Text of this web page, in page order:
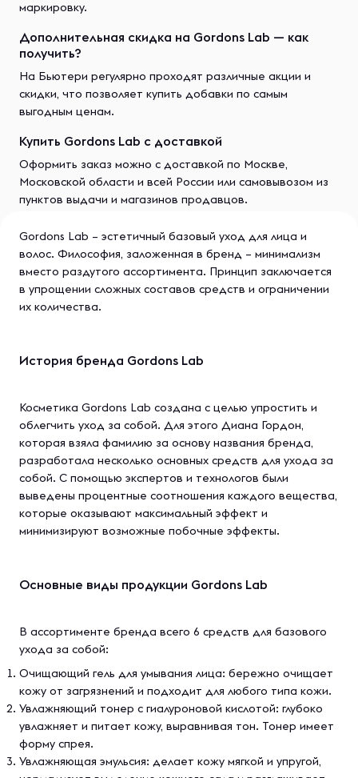
маркировку.
Дополнительная скидка на Gordons Lab — как
получить?
На Бьютери регулярно проходят различные акции и
скидки, что позволяет купить добавки по самым
выгодным ценам.
Купить Gordons Lab с доставкой
Оформить заказ можно с доставкой по Москве,
Московской области и всей России или самовывозом из
пунктов выдачи и магазинов продавцов.
Gordons Lab – эстетичный базовый уход для лица и
волос. Философия, заложенная в бренд – минимализм
вместо раздутого ассортимента. Принцип заключается
в упрощении сложных составов средств и ограничении
их количества.
История бренда Gordons Lab
Косметика Gordons Lab создана с целью упростить и
облегчить уход за собой. Для этого Диана Гордон,
которая взяла фамилию за основу названия бренда,
разработала несколько основных средств для ухода за
собой. С помощью экспертов и технологов были
выведены процентные соотношения каждого вещества,
которые оказывают максимальный эффект и
минимизируют возможные побочные эффекты.
Основные виды продукции Gordons Lаb
В ассортименте бренда всего 6 средств для базового
ухода за собой:
Очищающий гель для умывания лица: бережно очищает
кожу от загрязнений и подходит для любого типа кожи.
Увлажняющий тонер с гиалуроновой кислотой: глубоко
увлажняет и питает кожу, выравнивая тон. Тонер имеет
форму спрея.
Увлажняющая эмульсия: делает кожу мягкой и упругой,